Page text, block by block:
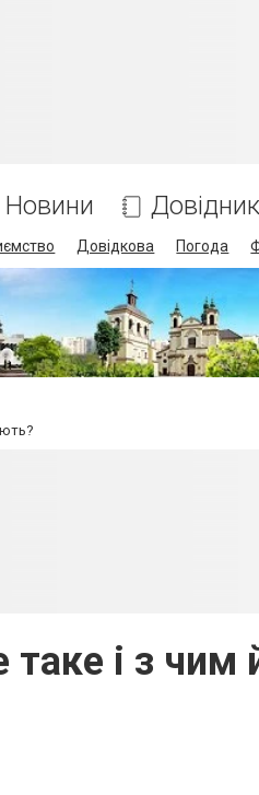
Новини Довідник
Довідкова Погода
і з чим